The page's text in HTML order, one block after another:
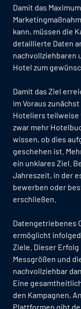
Damit das
kann, müssen die
detaillierte Daten
nachvollziehbaren
Hotel zum
Damit das Ziel
im Voraus
Hoteliers teilweise
zwar mehr
wissen, ob dies
geschehen ist.
ein unklares Ziel.
Jahreszeit, in der
bewerben oder
erschließen.
Datengetriebenes
ermöglicht
Ziele. Dieser
Messgrößen und
nachvollziehbar
Eine
den Kampagnen,
Plattformen gibt